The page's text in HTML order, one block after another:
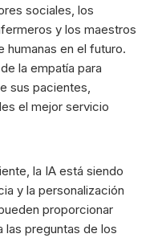
sociales, los
y los maestros
humanas en el futuro.
la empatía para
sus pacientes,
el mejor servicio
la IA está siendo
y la personalización
proporcionar
las preguntas de los